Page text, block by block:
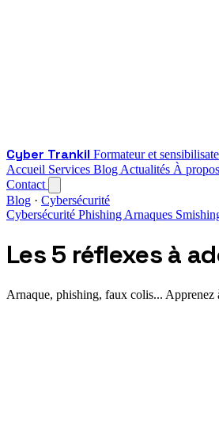
Cyber Trankil Formateur et
Accueil Services Blog Actualités À propos
Contact
Blog · Cybersécurité
Cybersécurité Phishing Arnaques
Les 5 réflexes à
Arnaque, phishing, faux colis... Apprenez